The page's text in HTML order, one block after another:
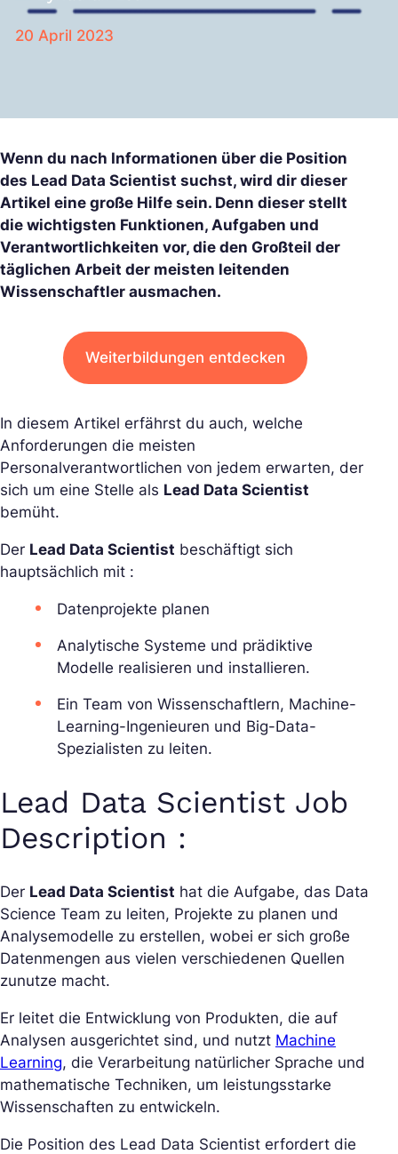
20 April 2023
Wenn du nach Informationen über die Position
des Lead Data Scientist suchst, wird dir dieser
Artikel eine große Hilfe sein. Denn dieser stellt
die wichtigsten Funktionen, Aufgaben und
Verantwortlichkeiten vor, die den Großteil der
täglichen Arbeit der meisten leitenden
Wissenschaftler ausmachen.
Weiterbildungen entdecken
In diesem Artikel erfährst du auch, welche
Anforderungen die meisten
Personalverantwortlichen von jedem erwarten, der
sich um eine Stelle als Lead Data Scientist
bemüht.
Der Lead Data Scientist beschäftigt sich
hauptsächlich mit :
Datenprojekte planen
Analytische Systeme und prädiktive
Modelle realisieren und installieren.
Ein Team von Wissenschaftlern, Machine-
Learning-Ingenieuren und Big-Data-
Spezialisten zu leiten.
Lead Data Scientist Job
Description :
Der Lead Data Scientist hat die Aufgabe, das Data
Science Team zu leiten, Projekte zu planen und
Analysemodelle zu erstellen, wobei er sich große
Datenmengen aus vielen verschiedenen Quellen
zunutze macht.
Er leitet die Entwicklung von Produkten, die auf
Analysen ausgerichtet sind, und nutzt Machine
Learning, die Verarbeitung natürlicher Sprache und
mathematische Techniken, um leistungsstarke
Wissenschaften zu entwickeln.
Die Position des Lead Data Scientist erfordert die